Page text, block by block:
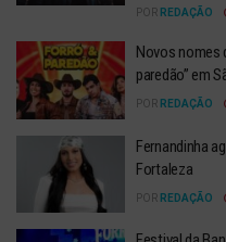
POR REDAÇÃO
Novos nomes
paredão” em
POR REDAÇÃO
Fernandinha
Fortaleza
POR REDAÇÃO